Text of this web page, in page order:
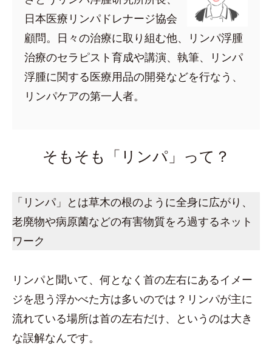
日本医療リンパドレナージ協会
顧問。日々の治療に取り組む他、リンパ浮腫
治療のセラピスト育成や講演、執筆、リンパ
浮腫に関する医療用品の開発などを行なう、
リンパケアの第一人者。
そもそも「リンパ」って？
「リンパ」とは草木の根のように全身に広がり、
老廃物や病原菌などの有害物質をろ過するネット
ワーク
リンパと聞いて、何となく首の左右にあるイメー
ジを思う浮かべた方は多いのでは？リンパが主に
流れている場所は首の左右だけ、というのは大き
な誤解なんです。